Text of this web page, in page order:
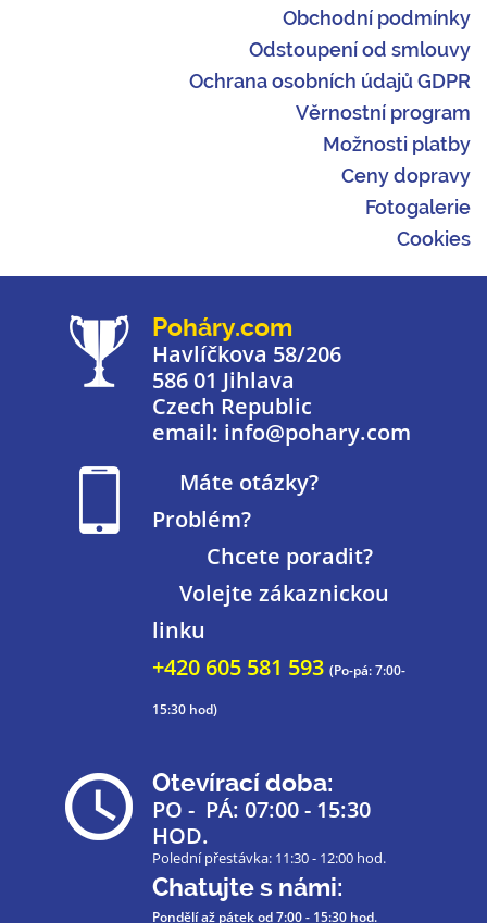
Obchodní podmínky
Odstoupení od smlouvy
Ochrana osobních údajů GDPR
Věrnostní program
Možnosti platby
Ceny dopravy
Fotogalerie
Cookies
Poháry.com
Havlíčkova 58/206
586 01 Jihlava
Czech Republic
email: info@pohary.com
Máte otázky?
Problém?
Chcete poradit?
Volejte zákaznickou
linku
+420 605 581 593 (Po-pá: 7:00-
15:30 hod)
Otevírací doba:
PO - PÁ: 07:00 - 15:30
HOD.
Polední přestávka: 11:30 - 12:00 hod.
Chatujte s námi:
Pondělí až pátekod 7:00 - 15:30 hod.